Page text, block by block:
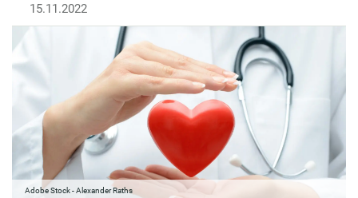
15.11.2022
Adobe Stock - Alexander Raths